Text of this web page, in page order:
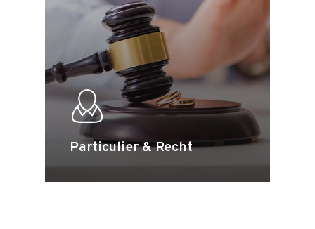
Particulier & Recht